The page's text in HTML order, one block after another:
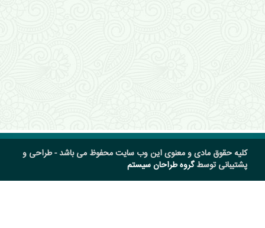
کلیه حقوق مادی و معنوی این وب سایت محفوظ می باشد - طراحی و
پشتیبانی توسطگروه طراحان سیستم